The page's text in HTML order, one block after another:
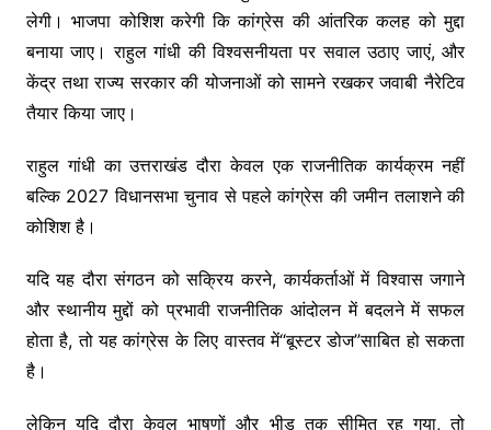
लेगी। भाजपा कोशिश करेगी कि कांग्रेस की आंतरिक कलह को मुद्दा
बनाया जाए। राहुल गांधी की विश्वसनीयता पर सवाल उठाए जाएं, और
केंद्र तथा राज्य सरकार की योजनाओं को सामने रखकर जवाबी नैरेटिव
तैयार किया जाए।
राहुल गांधी का उत्तराखंड दौरा केवल एक राजनीतिक कार्यक्रम नहीं
बल्कि 2027 विधानसभा चुनाव से पहले कांग्रेस की जमीन तलाशने की
कोशिश है।
यदि यह दौरा संगठन को सक्रिय करने, कार्यकर्ताओं में विश्वास जगाने
और स्थानीय मुद्दों को प्रभावी राजनीतिक आंदोलन में बदलने में सफल
होता है, तो यह कांग्रेस के लिए वास्तव में“बूस्टर डोज”साबित हो सकता
है।
लेकिन यदि दौरा केवल भाषणों और भीड़ तक सीमित रह गया, तो